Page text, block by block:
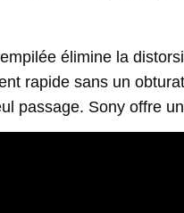
élimine la
rapide sans un
passage. Sony offre